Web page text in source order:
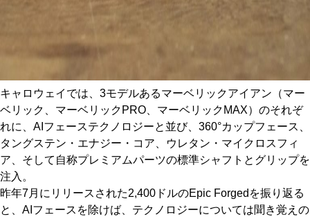
キャロウェイでは、3モデルあるマーベリックアイアン（マー
ベリック、マーベリックPRO、マーベリックMAX）のそれぞ
れに、AIフェーステクノロジーと並び、360°カップフェース、
タングステン・エナジー・コア、ウレタン・マイクロスフィ
ア、そして自称プレミアムパーツの標準シャフトとグリップを
注入。
昨年7月にリリースされた2,400ドルのEpic Forgedを振り返る
と、AIフェースを除けば、テクノロジーについては聞き覚えの